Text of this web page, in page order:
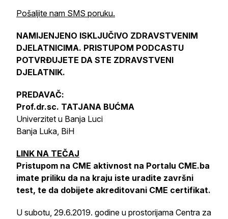
Pošaljite nam SMS poruku.
NAMIJENJENO ISKLJUČIVO ZDRAVSTVENIM
DJELATNICIMA. PRISTUPOM PODCASTU
POTVRĐUJETE DA STE ZDRAVSTVENI
DJELATNIK.
PREDAVAČ:
Prof.dr.sc. TATJANA BUĆMA
Univerzitet u Banja Luci
Banja Luka, BiH
LINK NA TEČAJ
Pristupom na CME aktivnost na Portalu CME.ba
imate priliku da na kraju iste uradite završni
test, te da dobijete akreditovani CME certifikat.
U subotu, 29.6.2019. godine u prostorijama Centra za